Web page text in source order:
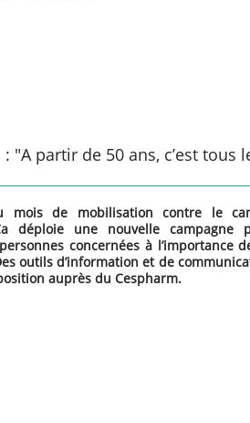
"A partir de 50 ans, c’est tous
mois de mobilisation contre le
déploie une nouvelle campagne
concernées à l’importance
outils d’information et de
auprès du Cespharm.